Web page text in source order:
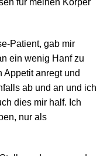
Patient, gab mir
ein wenig Hanf zu
Appetit anregt und
ab und an und ich
dies mir half. Ich
nur als